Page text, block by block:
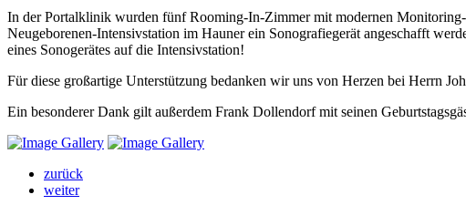
In der Portalklinik wurden fünf Rooming-In-Zimmer mit modernen
Neugeborenen-Intensivstation im Hauner ein Sonografiegerät angeschafft
eines Sonogerätes auf die Intensivstation!
Für diese großartige Unterstützung bedanken wir uns von Herzen bei Herrn
Ein besonderer Dank gilt außerdem Frank Dollendorf mit seinen
zurück
weiter